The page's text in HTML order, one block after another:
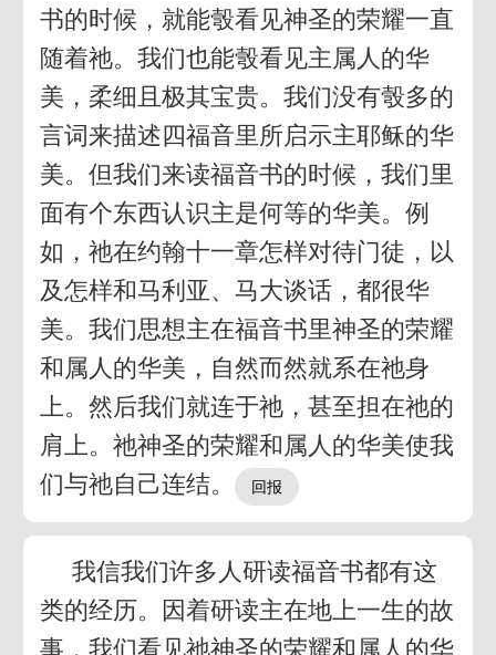
书的时候，就能彀看见神圣的荣耀一直
随着祂。我们也能彀看见主属人的华
美，柔细且极其宝贵。我们没有彀多的
言词来描述四福音里所启示主耶稣的华
美。但我们来读福音书的时候，我们里
面有个东西认识主是何等的华美。例
如，祂在约翰十一章怎样对待门徒，以
及怎样和马利亚、马大谈话，都很华
美。我们思想主在福音书里神圣的荣耀
和属人的华美，自然而然就系在祂身
上。然后我们就连于祂，甚至担在祂的
肩上。祂神圣的荣耀和属人的华美使我
们与祂自己连结。
我信我们许多人研读福音书都有这
类的经历。因着研读主在地上一生的故
事，我们看见祂神圣的荣耀和属人的华